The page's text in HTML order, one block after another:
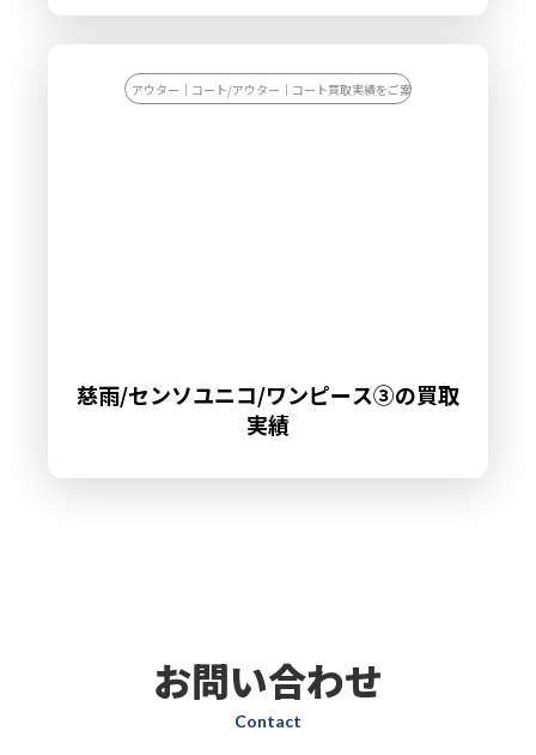
アウター｜コート/アウター｜コート買取実績をご案内します
慈雨/センソユニコ/ワンピース③の買取
実績
お問い合わせ
Contact